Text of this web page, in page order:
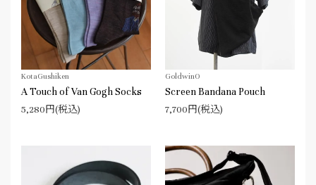
KotaGushiken
A Touch of Van Gogh Socks
5,280円(税込)
Goldwin0
Screen Bandana Pouch
7,700円(税込)